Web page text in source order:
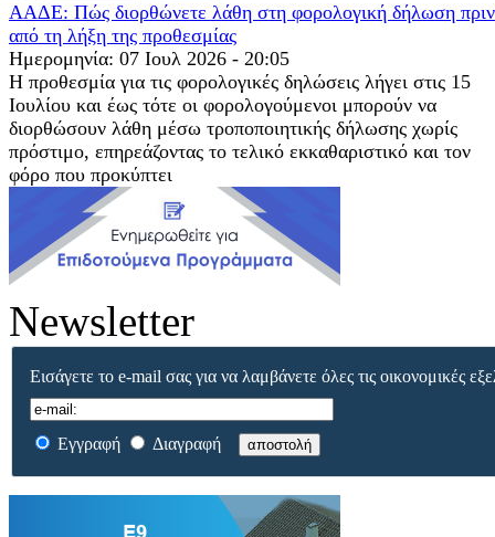
ΑΑΔΕ: Πώς διορθώνετε λάθη στη φορολογική δήλωση πριν
από τη λήξη της προθεσμίας
Ημερομηνία: 07 Ιουλ 2026 - 20:05
Η προθεσμία για τις φορολογικές δηλώσεις λήγει στις 15
Ιουλίου και έως τότε οι φορολογούμενοι μπορούν να
διορθώσουν λάθη μέσω τροποποιητικής δήλωσης χωρίς
πρόστιμο, επηρεάζοντας το τελικό εκκαθαριστικό και τον
φόρο που προκύπτει
Newsletter
Εισάγετε το e-mail σας για να λαμβάνετε όλες τις οικονομικές
Εγγραφή Διαγραφή αποστολή